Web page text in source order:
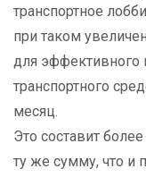
транспортное
при таком
для эффективного
транспортного
месяц.
Это составит
ту же сумму, что и